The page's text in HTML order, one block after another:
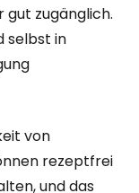
gut zugänglich.
selbst in
von
rezeptfrei
und das